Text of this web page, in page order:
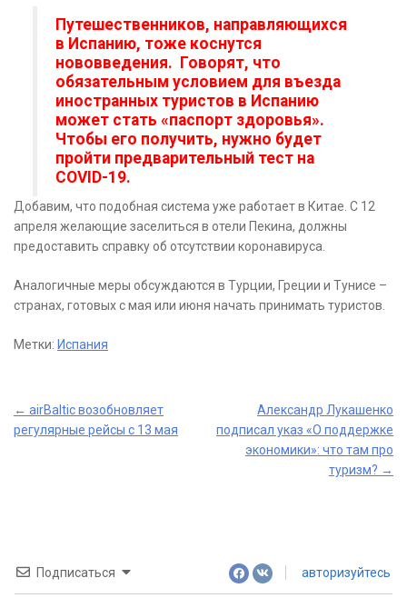
Путешественников, направляющихся
в Испанию, тоже коснутся
нововведения. Говорят, что
обязательным условием для въезда
иностранных туристов в Испанию
может стать «паспорт здоровья».
Чтобы его получить, нужно будет
пройти предварительный тест на
COVID-19.
Добавим, что подобная система уже работает в Китае. С 12
апреля желающие заселиться в отели Пекина, должны
предоставить справку об отсутствии коронавируса.
Аналогичные меры обсуждаются в Турции, Греции и Тунисе –
странах, готовых с мая или июня начать принимать туристов.
Метки: Испания
Post
← airBaltic возобновляет
регулярные рейсы с 13 мая
Александр Лукашенко
подписал указ «О поддержке
экономики»: что там про
туризм? →
Подписаться авторизуйтесь